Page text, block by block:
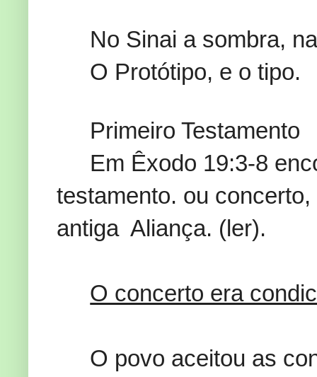
No Sinai a sombra,
O Protótipo, e o tipo.
Primeiro Testamento
Em Êxodo 19:3-8
testamento. ou
antiga Aliança. (ler).
O concerto era
O povo aceitou as